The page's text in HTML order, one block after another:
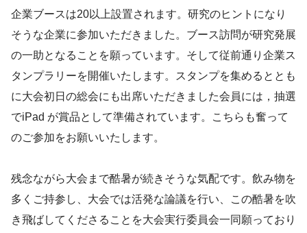
企業ブースは20以上設置されます。研究のヒントになり
そうな企業に参加いただきました。ブース訪問が研究発展
の一助となることを願っています。そして従前通り企業ス
タンプラリーを開催いたします。スタンプを集めるととも
に大会初日の総会にも出席いただきました会員には，抽選
でiPad が賞品として準備されています。こちらも奮って
のご参加をお願いいたします。
残念ながら大会まで酷暑が続きそうな気配です。飲み物を
多くご持参し、大会では活発な論議を行い、この酷暑を吹
き飛ばしてくださることを大会実行委員会一同願っており